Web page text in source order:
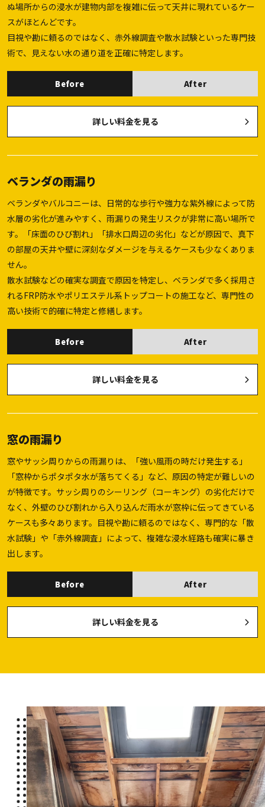
ぬ場所からの浸水が建物内部を複雑に伝って天井に現れているケー
スがほとんどです。
目視や勘に頼るのではなく、赤外線調査や散水試験といった専門技
術で、見えない水の通り道を正確に特定します。
Before After
詳しい料金を見る
ベランダの雨漏り
ベランダやバルコニーは、日常的な歩行や強力な紫外線によって防
水層の劣化が進みやすく、雨漏りの発生リスクが非常に高い場所で
す。「床面のひび割れ」「排水口周辺の劣化」などが原因で、真下
の部屋の天井や壁に深刻なダメージを与えるケースも少なくありま
せん。
散水試験などの確実な調査で原因を特定し、ベランダで多く採用さ
れるFRP防水やポリエステル系トップコートの施工など、専門性の
高い技術で的確に特定と修繕します。
Before After
詳しい料金を見る
窓の雨漏り
窓やサッシ周りからの雨漏りは、「強い風雨の時だけ発生する」
「窓枠からポタポタ水が落ちてくる」など、原因の特定が難しいの
が特徴です。サッシ周りのシーリング（コーキング）の劣化だけで
なく、外壁のひび割れから入り込んだ雨水が窓枠に伝ってきている
ケースも多々あります。目視や勘に頼るのではなく、専門的な「散
水試験」や「赤外線調査」によって、複雑な浸水経路も確実に暴き
出します。
Before After
詳しい料金を見る